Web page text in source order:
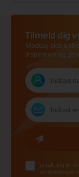
Tilmeld dig
Modtag
inspiration og de
Ja tak, jeg
skræddersyet